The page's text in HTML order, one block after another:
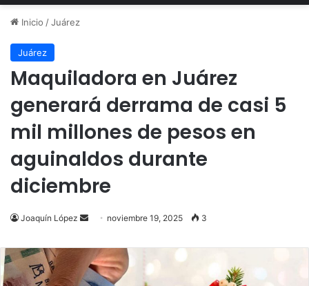
Inicio /Juárez
Juárez
Maquiladora en Juárez
generará derrama de casi 5
mil millones de pesos en
aguinaldos durante
diciembre
Joaquín López
Send
email
noviembre 19, 2025 3